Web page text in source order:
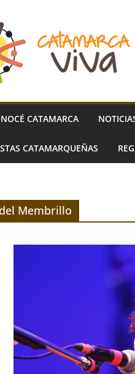
CATAMARCA
CATAMARQUEÑAS
Membrillo